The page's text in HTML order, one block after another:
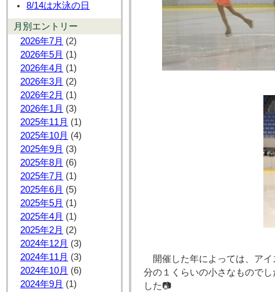
8/14は水泳の日
月別エントリー
2026年7月 (2)
2026年5月 (1)
2026年4月 (1)
2026年3月 (2)
2026年2月 (1)
2026年1月 (3)
2025年11月 (1)
2025年10月 (4)
2025年9月 (3)
2025年8月 (6)
2025年7月 (1)
2025年6月 (5)
2025年5月 (1)
2025年4月 (1)
2025年2月 (2)
2024年12月 (3)
2024年11月 (3)
2024年10月 (6)
2024年9月 (1)
開催した年によっては、ア
分の１くらいの小さなもので
した📷